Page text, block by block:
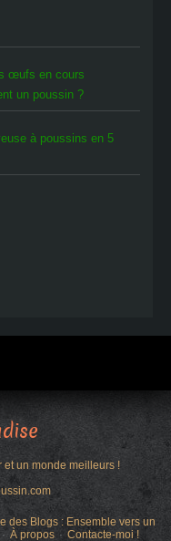
œufs en cours
un poussin ?
à poussins en 5
et un monde meilleurs !
des Blogs : Ensemble vers un
À propos
Contacte-moi !